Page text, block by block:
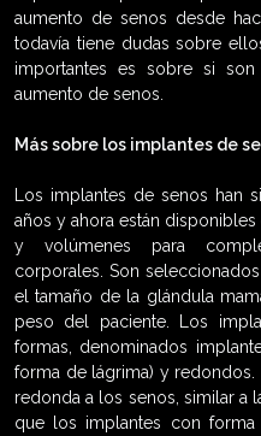
aumento de senos desde
todavía tiene dudas sobre
importantes es sobre si
aumento de senos.
Más sobre los implantes de
Los implantes de senos han
años y ahora están
y volúmenes para
corporales. Son
el tamaño de la glándula
peso del paciente. Los
formas, denominados
forma de lágrima) y
redonda a los senos, similar a
que los implantes con